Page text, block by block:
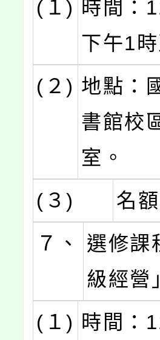
(１) 時間：
下午1
(２) 地點：
書館校
室。
(３)
名
７、
選修課
級經營
(１) 時間：